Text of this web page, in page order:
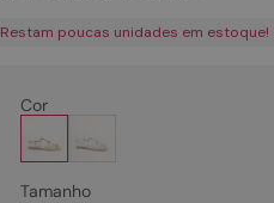
Restam poucas unidades em estoque!
Cor
Tamanho